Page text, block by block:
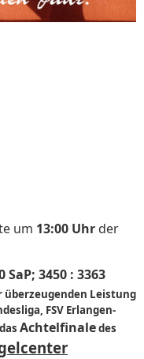
um 13:00 Uhr der
SaP; 3450 : 3363
Leistung
FSV Erlangen-
Achtelfinaledes